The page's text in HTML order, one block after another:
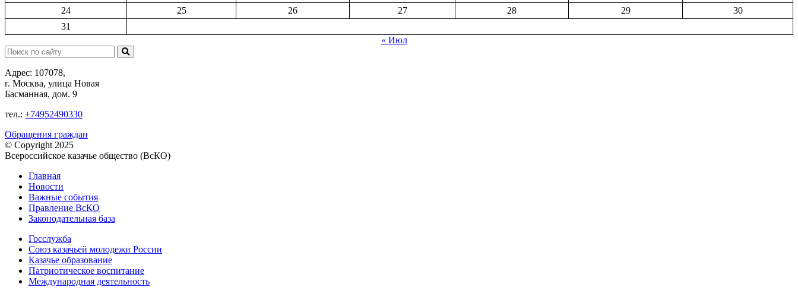
24
25 26 27 28 29
30
31
« Июл
Поиск:
Адрес: 107078,
г. Москва, улица Новая
Басманная, дом. 9
тел.: +74952490330
Обращения граждан
© Copyright 2025
Всероссийское казачье общество (ВсКО)
Главная
Новости
Важные события
Правление ВсКО
Законодательная база
Госслужба
Союз казачьей молодежи России
Казачье образование
Патриотическое воспитание
Международная деятельность